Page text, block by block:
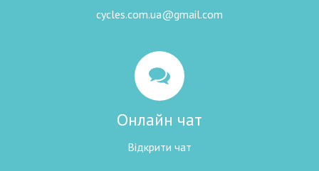
cycles.com.ua@gmail.com
Онлайн чат
Відкрити чат